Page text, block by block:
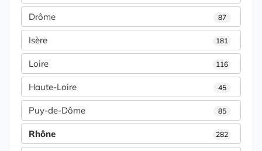
Drôme 87
Isère 181
Loire 116
Haute-Loire 45
Puy-de-Dôme 85
Rhône 282